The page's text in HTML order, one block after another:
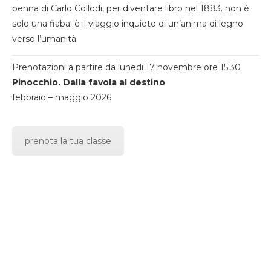
penna di Carlo Collodi, per diventare libro nel 1883. non è
solo una fiaba: è il viaggio inquieto di un’anima di legno
verso l’umanità.
Prenotazioni a partire da lunedi 17 novembre ore 15.30
Pinocchio. Dalla favola al destino
febbraio – maggio 2026
prenota la tua classe